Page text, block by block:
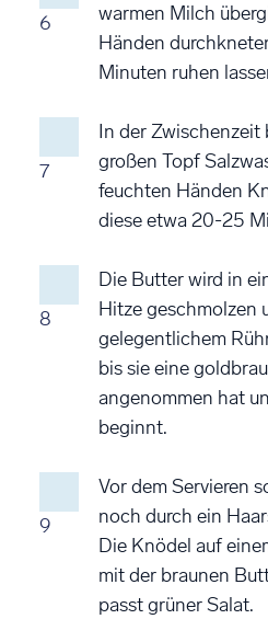
6
warmen Milch
Händen
Minuten ruhen
7
In der Zwischenzeit
großen Topf
feuchten Händen
diese etwa 20-25
8
Die Butter wird in
Hitze geschmolzen
gelegentlichem
bis sie eine
angenommen hat
beginnt.
9
Vor dem Servieren
noch durch ein
Die Knödel auf
mit der braunen
passt grüner Salat.